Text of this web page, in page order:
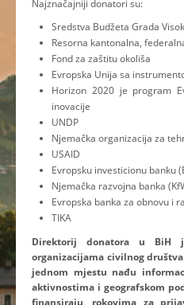
Najznačajniji donatori su:
Sredstva Budžeta Grada
Resorna kantonalna,
Fond za zaštitu okoliša
Evropska Unija sa
Horizon 2020 je program
inovacije
UNDP
Njemačka organizacija za
USAID
Evropsku investicionu banku
Njemačka razvojna banka
Evropska banka za obnovu i
TIKA
Direktorij donatora u BiH
organizacijama civilnog
jednom mjestu nađu
aktivnostima i geografskom
finansiraju, rokovima za